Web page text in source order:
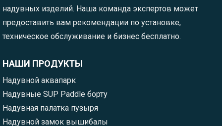
надувных изделий. Наша команда экспертов может
предоставить вам рекомендации по установке,
техническое обслуживание и бизнес бесплатно.
НАШИ ПРОДУКТЫ
Надувной аквапарк
Надувные SUP Paddle борту
Надувная палатка пузыря
Надувной замок вышибалы